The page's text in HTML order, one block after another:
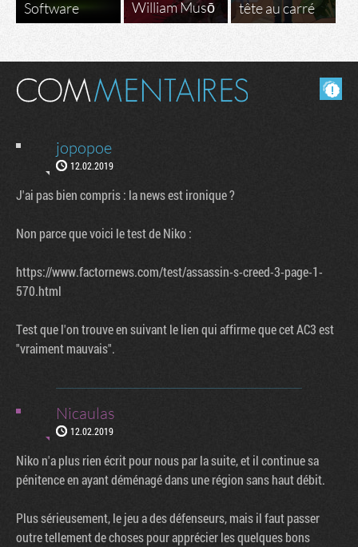
Software William Musō tête au carré
Masquer les commentaires lus.
jopopoe
12.02.2019
J'ai pas bien compris : la news est ironique ?
Non parce que voici le test de Niko :
https://www.factornews.com/test/assassin-s-creed-3-page-1-
570.html
Test que l'on trouve en suivant le lien qui affirme que cet AC3 est
"vraiment mauvais".
Nicaulas
12.02.2019
Niko n'a plus rien écrit pour nous par la suite, et il continue sa
pénitence en ayant déménagé dans une région sans haut débit.
Plus sérieusement, le jeu a des défenseurs, mais il faut passer
outre tellement de choses pour apprécier les quelques bons